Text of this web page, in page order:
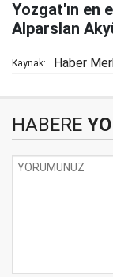
Yozgat'ın en
Alparslan
Kaynak: Haber
HABERE